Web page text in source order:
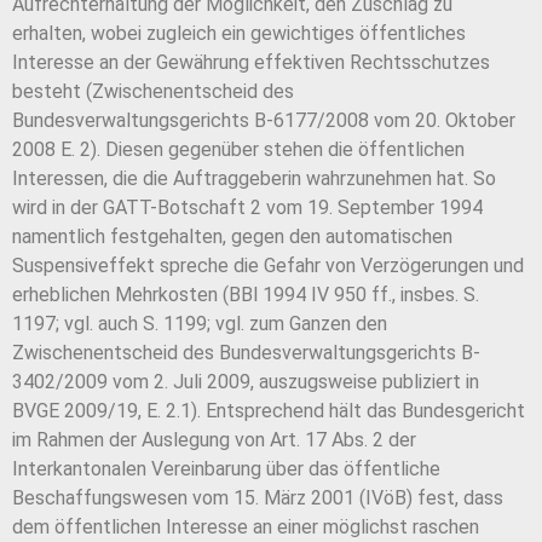
Aufrechterhaltung der Möglichkeit, den Zuschlag zu
erhalten, wobei zugleich ein gewichtiges öffentliches
Interesse an der Gewährung effektiven Rechtsschutzes
besteht (Zwischenentscheid des
Bundesverwaltungsgerichts B-6177/2008 vom 20. Oktober
2008 E. 2). Diesen gegenüber stehen die öffentlichen
Interessen, die die Auftraggeberin wahrzunehmen hat. So
wird in der GATT-Botschaft 2 vom 19. September 1994
namentlich festgehalten, gegen den automatischen
Suspensiveffekt spreche die Gefahr von Verzögerungen und
erheblichen Mehrkosten (BBl 1994 IV 950 ff., insbes. S.
1197; vgl. auch S. 1199; vgl. zum Ganzen den
Zwischenentscheid des Bundesverwaltungsgerichts B-
3402/2009 vom 2. Juli 2009, auszugsweise publiziert in
BVGE 2009/19, E. 2.1). Entsprechend hält das Bundesgericht
im Rahmen der Auslegung von Art. 17 Abs. 2 der
Interkantonalen Vereinbarung über das öffentliche
Beschaffungswesen vom 15. März 2001 (IVöB) fest, dass
dem öffentlichen Interesse an einer möglichst raschen